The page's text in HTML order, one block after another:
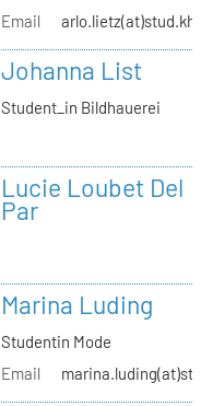
Email
Johanna List
Student_in Bildhauerei
Lucie Loubet Del
Par
Marina Luding
Studentin Mode
Email